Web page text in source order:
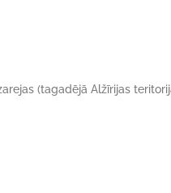
(tagadējā Alžīrijas